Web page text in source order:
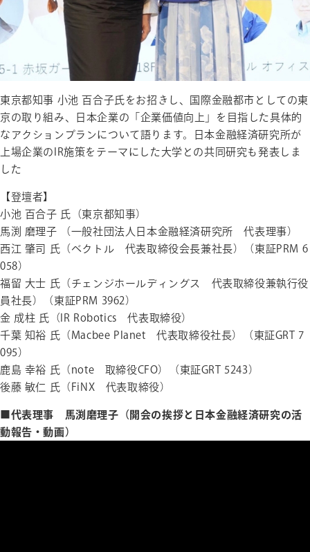
東京都知事 小池 百合子氏をお招きし、国際金融都市としての東
京の取り組み、日本企業の「企業価値向上」を目指した具体的
なアクションプランについて語ります。日本金融経済研究所が
上場企業のIR施策をテーマにした大学との共同研究も発表しま
した
【登壇者】
小池 百合子 氏（東京都知事）
馬渕 磨理子 （一般社団法人日本金融経済研究所 代表理事）
西江 肇司 氏（ベクトル 代表取締役会長兼社長）（東証PRM 6
058）
福留 大士 氏（チェンジホールディングス 代表取締役兼執行役
員社長）（東証PRM 3962）
金 成柱 氏（IR Robotics 代表取締役）
千葉 知裕 氏（Macbee Planet 代表取締役社長）（東証GRT 7
095）
鹿島 幸裕 氏（note 取締役CFO）（東証GRT 5243）
後藤 敏仁 氏（FiNX 代表取締役）
■代表理事 馬渕磨理子（開会の挨拶と日本金融経済研究の活
動報告・動画）